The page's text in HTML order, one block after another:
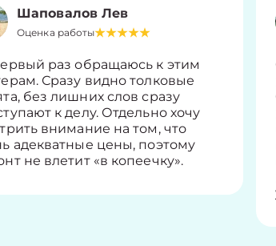
Шаповалов Лев
Оценка работы
раз обращаюсь к этим
Сразу видно толковые
без лишних слов сразу
к делу. Отдельно хочу
внимание на том, что
адекватные цены, поэтому
не влетит «в копеечку».